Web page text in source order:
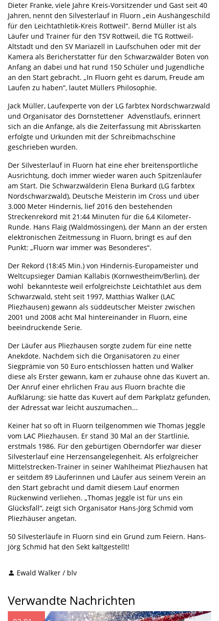
Dieter Franke, viele Jahre Kreis-Vorsitzender und Gast seit 40
Jahren, nennt den Silvesterlauf in Fluorn „ein Aushängeschild
für den Leichtathletik-Kreis Rottweil“. Bernd Müller ist als
Läufer und Trainer für den TSV Rottweil, die TG Rottweil-
Altstadt und den SV Mariazell in Laufschuhen oder mit der
Kamera als Bericherstatter für den Schwarzwälder Boten von
Anfang an dabei und hat rund 150 Schüler und Jugendliche
an den Start gebracht. „In Fluorn geht es darum, Freude am
Laufen zu haben“, lautet Müllers Philosophie.
Jack Müller, Laufexperte von der LG farbtex Nordschwarzwald
und Organisator des Dornstettener Advenstlaufs, erinnert
sich an die Anfänge, als die Zeiterfassung mit Abrisskarten
erfolgte und Urkunden mit der Schreibmachschine
geschrieben wurden.
Der Silvesterlauf in Fluorn hat eine eher breitensportliche
Ausrichtung, doch immer wieder waren auch Spitzenläufer
am Start. Die Schwarzwälderin Elena Burkard (LG farbtex
Nordschwarzwald), Deutsche Meisterin im Cross und über
3.000 Meter Hindernis, lief 2016 den bestehenden
Streckenrekord mit 21:44 Minuten für die 6,4 Kilometer-
Runde. Hans Flaig (Waldmössingen), der Mann an der ersten
elektronischen Zeitmessung in Fluorn, bringt es auf den
Punkt: „Fluorn war immer was Besonderes“.
Der Rekord (18:45 Min.) von Hindernis-Europameister und
Weltcupsieger Damian Kallabis (Kornwestheim/Berlin), der
wohl bekannteste weil erfolgreichste Leichtathlet aus dem
Schwarzwald, steht seit 1997, Matthias Walker (LAC
Pliezhausen) gewann als süddeutscher Meister zwischen
2001 und 2008 acht Mal hintereinander in Fluorn, eine
beeindruckende Serie.
Der Läufer aus Pliezhausen sorgte zudem für eine nette
Anekdote. Nachdem sich die Organisatoren zu einer
Siegprämie von 50 Euro entschlossen hatten und Walker
diese als Erster gewann, kam er zuhause ohne das Kuvert an.
Der Anruf einer ehrlichen Frau aus Fluorn brachte die
Aufklärung: sie hatte das Kuvert auf dem Parkplatz gefunden,
der Adressat war leicht auszumachen...
Keiner hat so oft in Fluorn teilgenommen wie Thomas Jeggle
vom LAC Pliezhausen. Er stand 30 Mal an der Startlinie,
erstmals 1986. Für den gebürtigen Oberndorfer war dieser
Silvesterlauf eine Herzensangelegenheit. Als erfolgreicher
Mittelstrecken-Trainer in seiner Wahlheimat Pliezhausen hat
er seitdem 89 Läuferinnen und Läufer aus seinem Verein an
den Start gebracht und damit diesem Lauf enormen
Rückenwind verliehen. „Thomas Jeggle ist für uns ein
Glücksfall“, zeigt sich Organisator Hans-Jörg Schmid vom
Pliezhäuser angetan.
50 Silvesterläufe in Fluorn sind ein Grund zum Feiern. Hans-
Jörg Schmid hat den Sekt kaltgestellt!
Ewald Walker / blv
Verwandte Nachrichten